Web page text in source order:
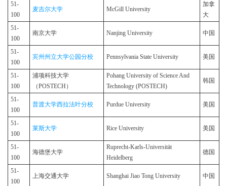
51-
100
麦吉尔大学 McGill University
加拿
大
51-
100
南京大学 Nanjing University 中国
51-
100
宾州州立大学公园分校 Pennsylvania State University 美国
51-
100
浦项科技大学
（POSTECH）
Pohang University of Science And
Technology (POSTECH)
韩国
51-
100
普渡大学西拉法叶分校 Purdue University 美国
51-
100
莱斯大学 Rice University 美国
51-
100
海德堡大学
Ruprecht-Karls-Universität
Heidelberg
德国
51-
100
上海交通大学 Shanghai Jiao Tong University 中国